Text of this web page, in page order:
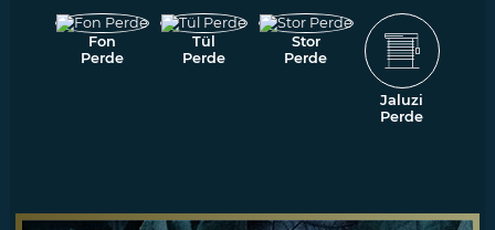
Fon
Perde
Tül
Perde
Stor
Perde
Jaluzi
Perde